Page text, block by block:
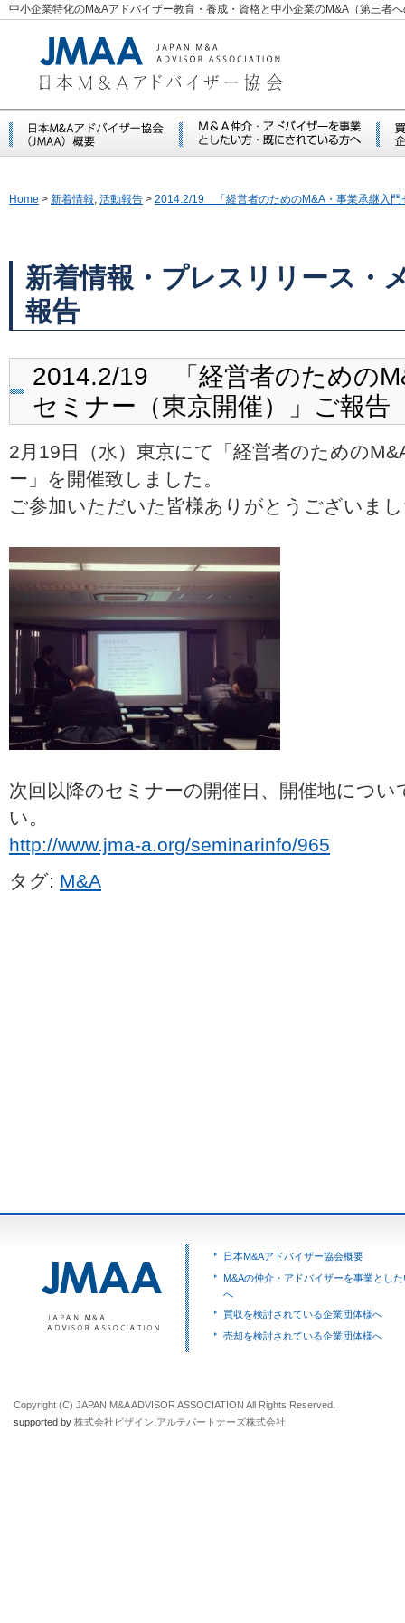
中小企業特化のM&Aアドバイザー教育・養成・資格と中小企業のM&A（第三者
Home > 新着情報, 活動報告 > 2014.2/19 「経営者のためのM&A・事業承継入門
新着情報・プレスリリース・
報告
2014.2/19 「経営者のための
セミナー（東京開催）」ご報告
2月19日（水）東京にて「経営者のための
ー」を開催致しました。
ご参加いただいた皆様ありがとうございま
次回以降のセミナーの開催日、開催地につ
い。
http://www.jma-a.org/seminarinfo/965
タグ: M&A
日本M&Aアドバイザー協会概要
M&Aの仲介・アドバイザーを事業とし
へ
買収を検討されている企業団体様へ
売却を検討されている企業団体様へ
Copyright (C) JAPAN M&A ADVISOR ASSOCIATION All Rights Reserved.
supported by 株式会社ビザイン アルテパートナーズ株式会社